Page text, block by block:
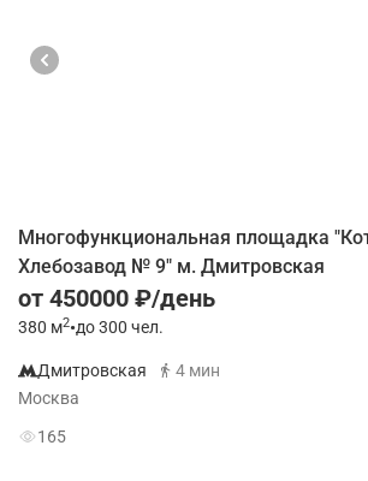
Многофункциональная площадка
Хлебозавод № 9" м. Дмитровская
от 450000 ₽/день
380 м2•до 300 чел.
Дмитровская
4 мин
Москва
165